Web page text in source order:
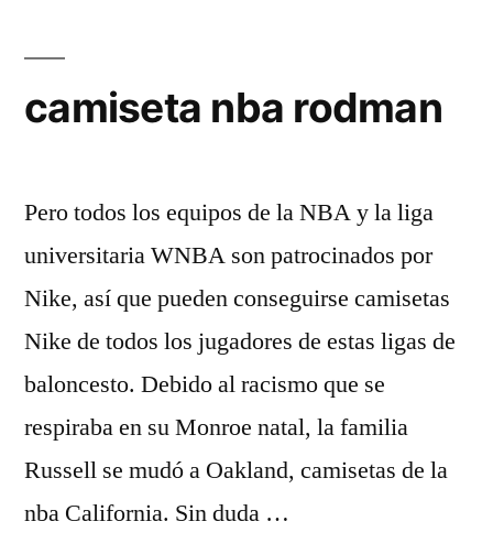
camiseta nba rodman
Pero todos los equipos de la NBA y la liga
universitaria WNBA son patrocinados por
Nike, así que pueden conseguirse camisetas
Nike de todos los jugadores de estas ligas de
baloncesto. Debido al racismo que se
respiraba en su Monroe natal, la familia
Russell se mudó a Oakland, camisetas de la
nba California. Sin duda …